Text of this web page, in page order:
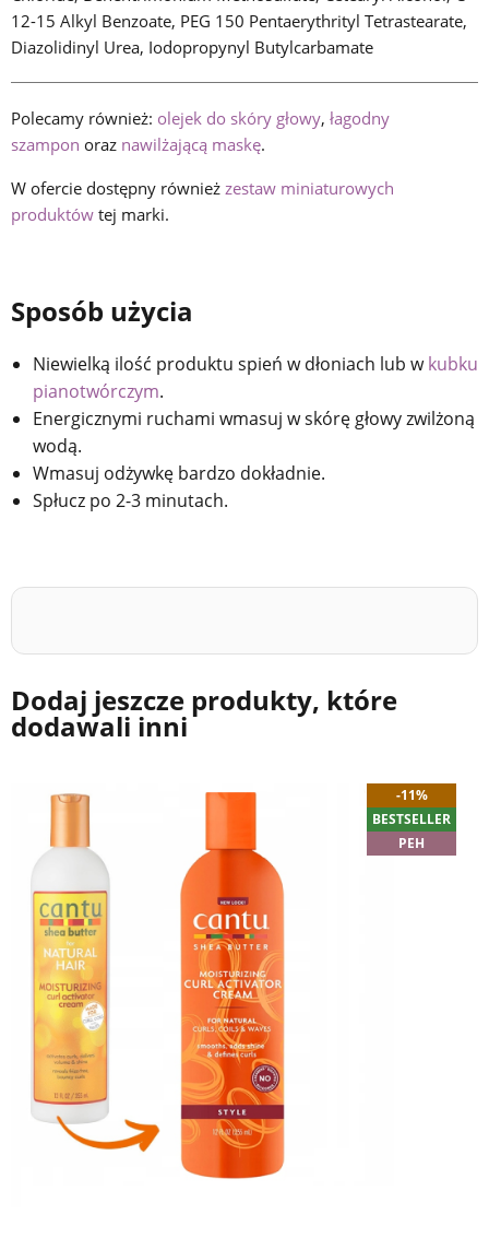
12-15 Alkyl Benzoate, PEG 150 Pentaerythrityl Tetrastearate,
Diazolidinyl Urea, Iodopropynyl Butylcarbamate
Polecamy również: olejek do skóry głowy, łagodny
szampon oraz nawilżającą maskę.
W ofercie dostępny również zestaw miniaturowych
produktów tej marki.
Sposób użycia
Niewielką ilość produktu spień w dłoniach lub wkubku
pianotwórczym.
Energicznymi ruchami wmasuj w skórę głowy zwilżoną
wodą.
Wmasuj odżywkę bardzo dokładnie.
Spłucz po 2-3 minutach.
Dodaj jeszcze produkty, które
dodawali inni
-11%
BESTSELLER
PEH